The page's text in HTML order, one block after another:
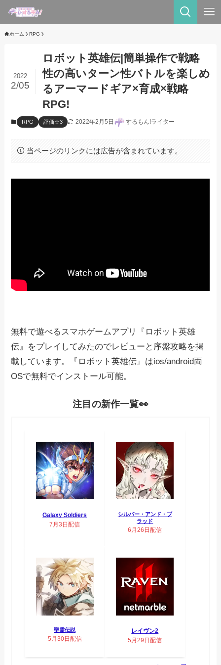
ホーム RPG
ロボット英雄伝|簡単操作で戦略
性の高いターン性バトルを楽しめ
るアーマードギア×育成×戦略
RPG!
2022
2/05
RPG 評価☆3 2022年2月5日 するもん!ライター
当ページのリンクには広告が含まれています。
無料で遊べるスマホゲームアプリ『ロボット英雄
伝』をプレイしてみたのでレビューと序盤攻略を掲
載しています。『ロボット英雄伝』はios/android両
OSで無料でインストール可能。
注目の新作一覧👀
Galaxy Soldiers
7月3日配信
シルバー・アンド・ブ
ラッド
6月26日配信
聖霊伝説
5月30日配信
レイヴン2
5月29日配信